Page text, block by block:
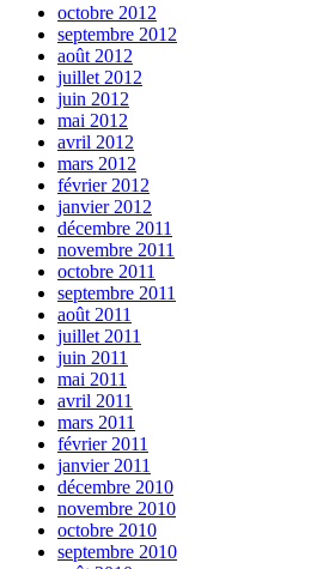
octobre 2012
septembre 2012
août 2012
juillet 2012
juin 2012
mai 2012
avril 2012
mars 2012
février 2012
janvier 2012
décembre 2011
novembre 2011
octobre 2011
septembre 2011
août 2011
juillet 2011
juin 2011
mai 2011
avril 2011
mars 2011
février 2011
janvier 2011
décembre 2010
novembre 2010
octobre 2010
septembre 2010